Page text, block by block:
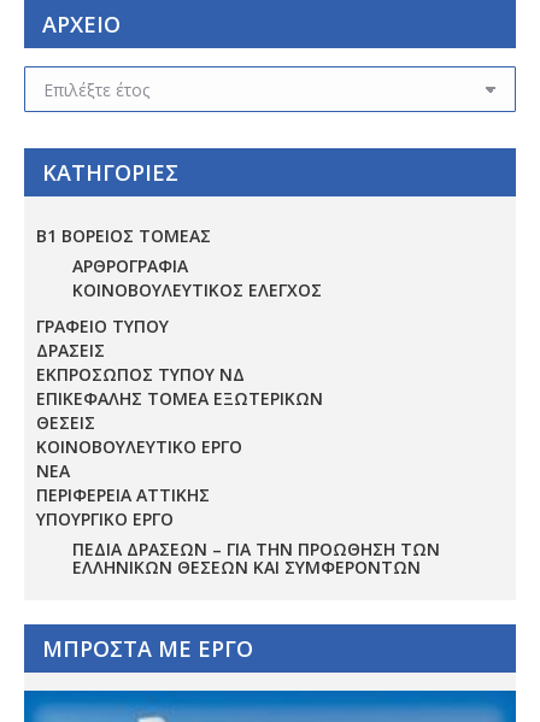
ΑΡΧΕΙΟ
ΑΡΧΕΙΟ
ΚΑΤΗΓΟΡΙΕΣ
Β1 ΒΟΡΕΙΟΣ ΤΟΜΕΑΣ
ΑΡΘΡΟΓΡΑΦΙΑ
ΚΟΙΝΟΒΟΥΛΕΥΤΙΚΟΣ ΕΛΕΓΧΟΣ
ΓΡΑΦΕΙΟ ΤΥΠΟΥ
ΔΡΑΣΕΙΣ
ΕΚΠΡΟΣΩΠΟΣ ΤΥΠΟΥ ΝΔ
ΕΠΙΚΕΦΑΛΗΣ ΤΟΜΕΑ ΕΞΩΤΕΡΙΚΩΝ
ΘΕΣΕΙΣ
ΚΟΙΝΟΒΟΥΛΕΥΤΙΚΟ ΕΡΓΟ
ΝΕΑ
ΠΕΡΙΦΕΡΕΙΑ ΑΤΤΙΚΗΣ
ΥΠΟΥΡΓΙΚΟ ΕΡΓΟ
ΠΕΔΊΑ ΔΡΆΣΕΩΝ – ΓΙΑ ΤΗΝ ΠΡΟΏΘΗΣΗ ΤΩΝ
ΕΛΛΗΝΙΚΏΝ ΘΈΣΕΩΝ ΚΑΙ ΣΥΜΦΕΡΌΝΤΩΝ
ΜΠΡΟΣΤΑ ΜΕ ΕΡΓΟ